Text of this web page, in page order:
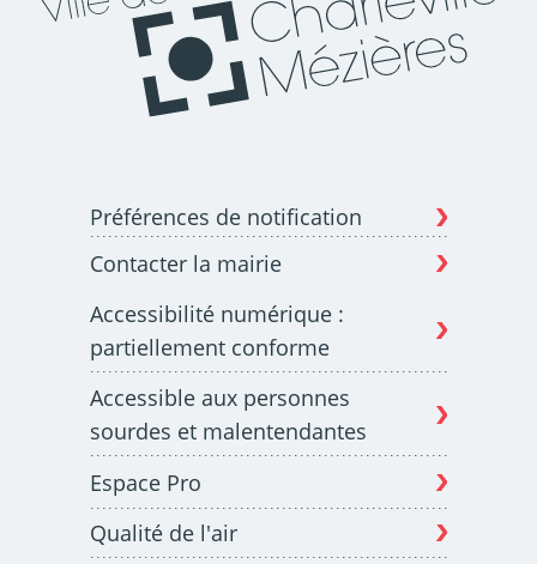
Préférences de notification
Contacter la mairie
Accessibilité numérique :
partiellement conforme
Accessible aux personnes
sourdes et malentendantes
Espace Pro
Qualité de l'air